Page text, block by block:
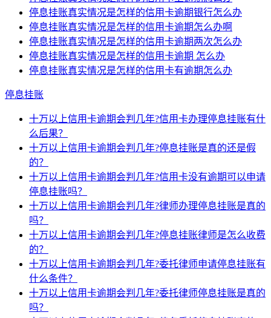
停息挂账真实情况是怎样的信用卡逾期银行怎么办
停息挂账真实情况是怎样的信用卡逾期怎么办啊
停息挂账真实情况是怎样的信用卡逾期两次怎么办
停息挂账真实情况是怎样的信用卡逾期 怎么办
停息挂账真实情况是怎样的信用卡有逾期怎么办
停息挂账
十万以上信用卡逾期会判几年?信用卡办理停息挂账有什
么后果？
十万以上信用卡逾期会判几年?停息挂账是真的还是假
的？
十万以上信用卡逾期会判几年?信用卡没有逾期可以申请
停息挂账吗？
十万以上信用卡逾期会判几年?律师办理停息挂账是真的
吗？
十万以上信用卡逾期会判几年?停息挂账律师是怎么收费
的？
十万以上信用卡逾期会判几年?委托律师申请停息挂账有
什么条件？
十万以上信用卡逾期会判几年?委托律师停息挂账是真的
吗？